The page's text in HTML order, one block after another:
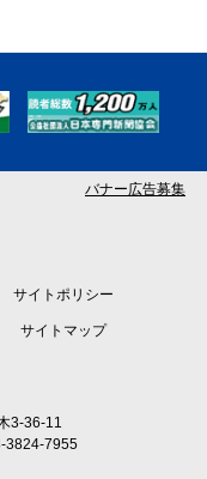
バナー広告募集
サイトポリシー
サイトマップ
3-36-11
3824-7955